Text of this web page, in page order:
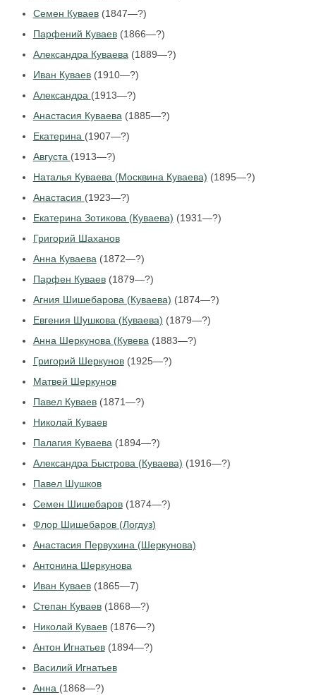
Семен Куваев(1847—?)
Парфений Куваев(1866—?)
Александра Куваева(1889—?)
Иван Куваев(1910—?)
Александра (1913—?)
Анастасия Куваева(1885—?)
Екатерина (1907—?)
Августа (1913—?)
Наталья Куваева (Москвина Куваева) (1895—?)
Анастасия (1923—?)
Екатерина Зотикова (Куваева) (1931—?)
Григорий Шаханов
Анна Куваева(1872—?)
Парфен Куваев(1879—?)
Агния Шишебарова (Куваева) (1874—?)
Евгения Шушкова (Куваева) (1879—?)
Анна Шеркунова (Кувева(1883—?)
Григорий Шеркунов(1925—?)
Матвей Шеркунов
Павел Куваев(1871—?)
Николай Куваев
Палагия Куваева(1894—?)
Александра Быстрова (Куваева) (1916—?)
Павел Шушков
Семен Шишебаров(1874—?)
Флор Шишебаров (Логдуз)
Анастасия Первухина (Шеркунова)
Антонина Шеркунова
Иван Куваев(1865—7)
Степан Куваев(1868—?)
Николай Куваев(1876—?)
Антон Игнатьев(1894—?)
Василий Игнатьев
Анна (1868—?)